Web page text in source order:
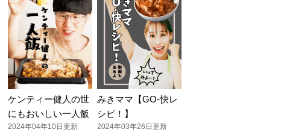
ケンティー健人の世
にもおいしい一人飯
2024年04年10日更新
みきママ【GO-快レ
シピ！】
2024年03年26日更新